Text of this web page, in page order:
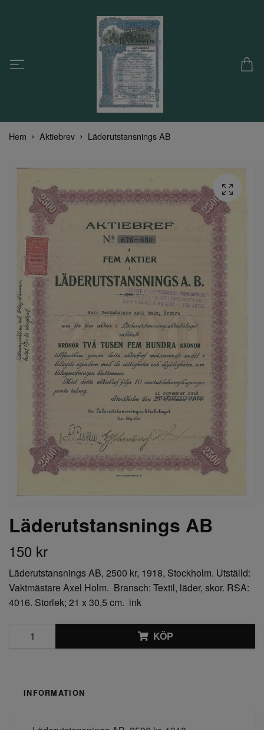
Hem Aktiebrev Läderutstansnings AB
Läderutstansnings AB
150 kr
Läderutstansnings AB, 2500 kr, 1918, Stockholm. Utställd:
Vaktmästare Axel Holm. Bransch: Textil, läder, skor. RSA:
4016. Storlek; 21 x 30,5 cm. ink
KÖP
INFORMATION